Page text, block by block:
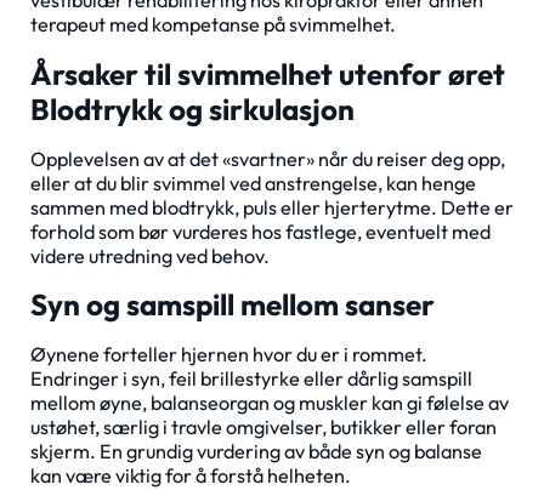
terapeut med kompetanse på svimmelhet.
Årsaker til svimmelhet utenfor øret
Blodtrykk og sirkulasjon
Opplevelsen av at det «svartner» når du reiser deg opp,
eller at du blir svimmel ved anstrengelse, kan henge
sammen med blodtrykk, puls eller hjerterytme. Dette er
forhold som bør vurderes hos fastlege, eventuelt med
videre utredning ved behov.
Syn og samspill mellom sanser
Øynene forteller hjernen hvor du er i rommet.
Endringer i syn, feil brillestyrke eller dårlig samspill
mellom øyne, balanseorgan og muskler kan gi følelse av
ustøhet, særlig i travle omgivelser, butikker eller foran
skjerm. En grundig vurdering av både syn og balanse
kan være viktig for å forstå helheten.